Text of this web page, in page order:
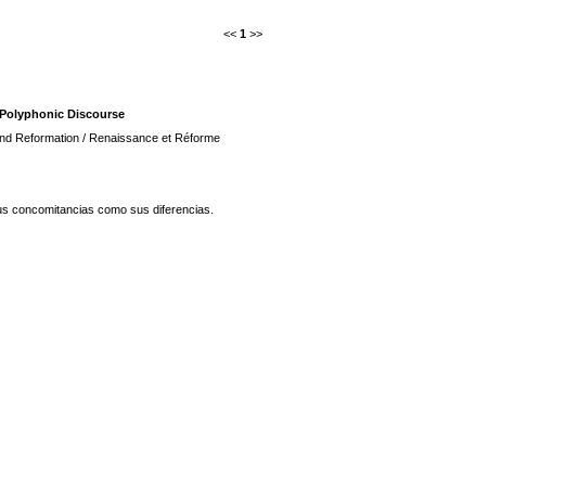
<< 1 >>
Discourse
Reformation / Renaissance et Réforme
concomitancias como sus diferencias.